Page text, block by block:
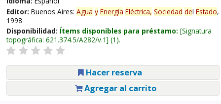
Editor: Buenos Aires: Agua y Energía Eléctrica, Sociedad del Estado,
1998
Disponibilidad: Ítems disponibles para préstamo: Signatura
topográfica: 621.374.5/A282/v.1 (1).
Hacer reserva
Agregar al carrito